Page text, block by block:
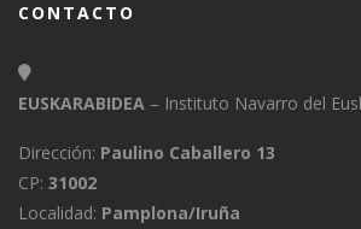
CONTACTO
EUSKARABIDEA – Instituto Navarro del
Dirección: Paulino Caballero 13
CP: 31002
Localidad: Pamplona/Iruña